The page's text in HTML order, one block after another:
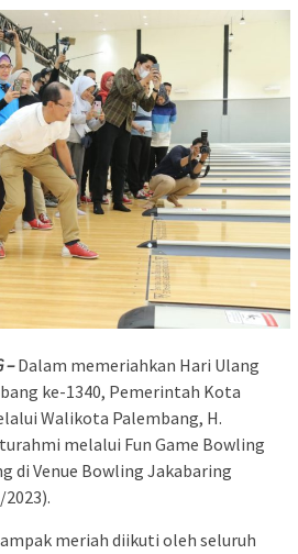
– Dalam memeriahkan Hari Ulang
ke-1340, Pemerintah Kota
Walikota Palembang, H.
melalui Fun Game Bowling
di Venue Bowling Jakabaring
meriah diikuti oleh seluruh